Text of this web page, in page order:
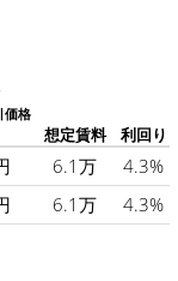
価格
想定賃料 利回り
6.1万
4.3%
6.1万 4.3%